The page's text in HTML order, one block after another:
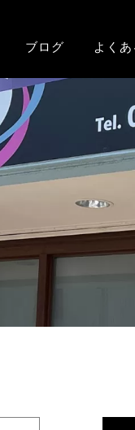
ブログ よくあ